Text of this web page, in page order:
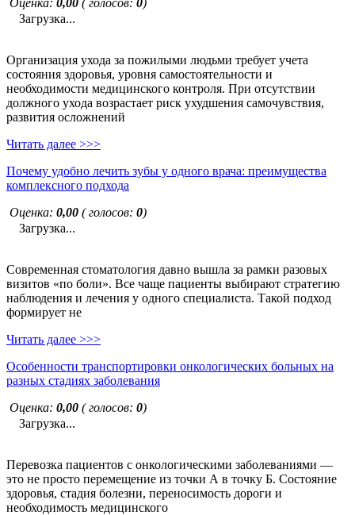
Оценка: 0,00 ( голосов: 0)
Загрузка...
Организация ухода за пожилыми людьми требует учета
состояния здоровья, уровня самостоятельности и
необходимости медицинского контроля. При отсутствии
должного ухода возрастает риск ухудшения самочувствия,
развития осложнений
Читать далее >>>
Почему удобно лечить зубы у одного врача: преимущества
комплексного подхода
Оценка: 0,00 ( голосов: 0)
Загрузка...
Современная стоматология давно вышла за рамки разовых
визитов «по боли». Все чаще пациенты выбирают стратегию
наблюдения и лечения у одного специалиста. Такой подход
формирует не
Читать далее >>>
Особенности транспортировки онкологических больных на
разных стадиях заболевания
Оценка: 0,00 ( голосов: 0)
Загрузка...
Перевозка пациентов с онкологическими заболеваниями —
это не просто перемещение из точки А в точку Б. Состояние
здоровья, стадия болезни, переносимость дороги и
необходимость медицинского